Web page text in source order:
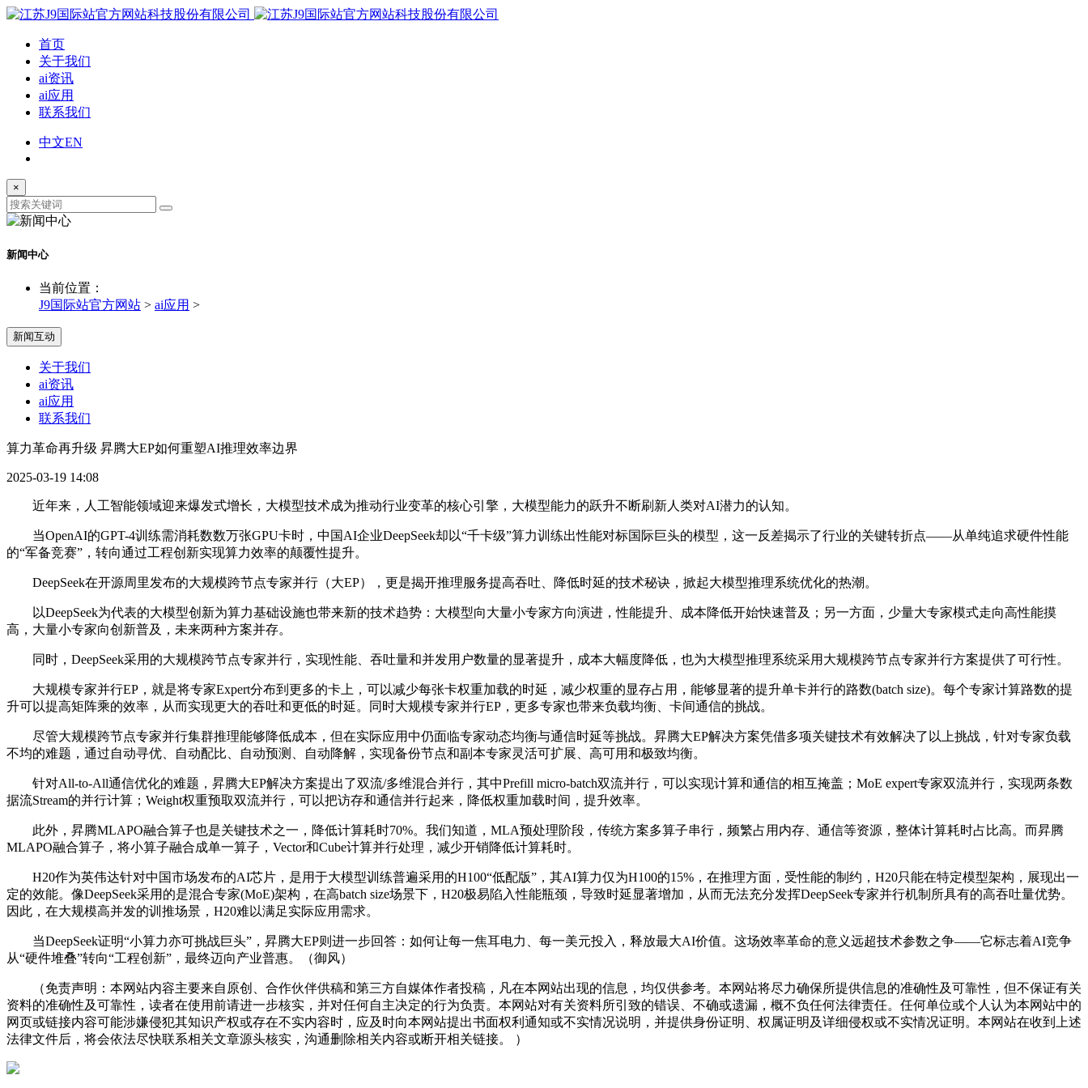
首页
关于我们
ai资讯
ai应用
联系我们
中文EN
×
新闻中心
当前位置：
J9国际站官方网站 > ai应用 >
新闻互动
关于我们
ai资讯
ai应用
联系我们
算力革命再升级 昇腾大EP如何重塑AI推理效率边界
2025-03-19 14:08
近年来，人工智能领域迎来爆发式增长，大模型技术成为推动行业变革的核心引擎，大模型能力的跃升不断刷新人类对AI潜力的认知。
当OpenAI的GPT-4训练需消耗数数万张GPU卡时，中国AI企业DeepSeek却以“千卡级”算力训练出性能对标国际巨头的模型，这一反差揭示了行业的关键转折点——从单纯追求硬件性能
的“军备竞赛”，转向通过工程创新实现算力效率的颠覆性提升。
DeepSeek在开源周里发布的大规模跨节点专家并行（大EP），更是揭开推理服务提高吞吐、降低时延的技术秘诀，掀起大模型推理系统优化的热潮。
以DeepSeek为代表的大模型创新为算力基础设施也带来新的技术趋势：大模型向大量小专家方向演进，性能提升、成本降低开始快速普及；另一方面，少量大专家模式走向高性能摸
高，大量小专家向创新普及，未来两种方案并存。
同时，DeepSeek采用的大规模跨节点专家并行，实现性能、吞吐量和并发用户数量的显著提升，成本大幅度降低，也为大模型推理系统采用大规模跨节点专家并行方案提供了可行性。
大规模专家并行EP，就是将专家Expert分布到更多的卡上，可以减少每张卡权重加载的时延，减少权重的显存占用，能够显著的提升单卡并行的路数(batch size)。每个专家计算路数的提
升可以提高矩阵乘的效率，从而实现更大的吞吐和更低的时延。同时大规模专家并行EP，更多专家也带来负载均衡、卡间通信的挑战。
尽管大规模跨节点专家并行集群推理能够降低成本，但在实际应用中仍面临专家动态均衡与通信时延等挑战。昇腾大EP解决方案凭借多项关键技术有效解决了以上挑战，针对专家负载
不均的难题，通过自动寻优、自动配比、自动预测、自动降解，实现备份节点和副本专家灵活可扩展、高可用和极致均衡。
针对All-to-All通信优化的难题，昇腾大EP解决方案提出了双流/多维混合并行，其中Prefill micro-batch双流并行，可以实现计算和通信的相互掩盖；MoE expert专家双流并行，实现两条数
据流Stream的并行计算；Weight权重预取双流并行，可以把访存和通信并行起来，降低权重加载时间，提升效率。
此外，昇腾MLAPO融合算子也是关键技术之一，降低计算耗时70%。我们知道，MLA预处理阶段，传统方案多算子串行，频繁占用内存、通信等资源，整体计算耗时占比高。而昇腾
MLAPO融合算子，将小算子融合成单一算子，Vector和Cube计算并行处理，减少开销降低计算耗时。
H20作为英伟达针对中国市场发布的AI芯片，是用于大模型训练普遍采用的H100“低配版”，其AI算力仅为H100的15%，在推理方面，受性能的制约，H20只能在特定模型架构，展现出一
定的效能。像DeepSeek采用的是混合专家(MoE)架构，在高batch size场景下，H20极易陷入性能瓶颈，导致时延显著增加，从而无法充分发挥DeepSeek专家并行机制所具有的高吞吐量优势。
因此，在大规模高并发的训推场景，H20难以满足实际应用需求。
当DeepSeek证明“小算力亦可挑战巨头”，昇腾大EP则进一步回答：如何让每一焦耳电力、每一美元投入，释放最大AI价值。这场效率革命的意义远超技术参数之争——它标志着AI竞争
从“硬件堆叠”转向“工程创新”，最终迈向产业普惠。（御风）
（免责声明：本网站内容主要来自原创、合作伙伴供稿和第三方自媒体作者投稿，凡在本网站出现的信息，均仅供参考。本网站将尽力确保所提供信息的准确性及可靠性，但不保证有关
资料的准确性及可靠性，读者在使用前请进一步核实，并对任何自主决定的行为负责。本网站对有关资料所引致的错误、不确或遗漏，概不负任何法律责任。任何单位或个人认为本网站中的
网页或链接内容可能涉嫌侵犯其知识产权或存在不实内容时，应及时向本网站提出书面权利通知或不实情况说明，并提供身份证明、权属证明及详细侵权或不实情况证明。本网站在收到上述
法律文件后，将会依法尽快联系相关文章源头核实，沟通删除相关内容或断开相关链接。 ）